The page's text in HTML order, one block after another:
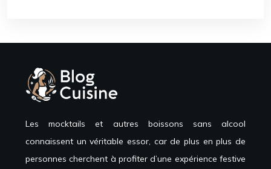
Les mocktails et autres boissons sans alcool
connaissent un véritable essor, car de plus en plus de
personnes cherchent à profiter d’une expérience festive